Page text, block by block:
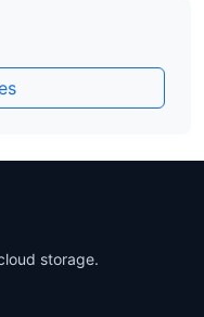
storage.